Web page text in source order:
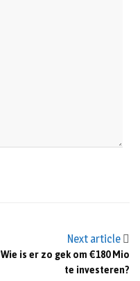
Next article
Wie is er zo gek om €180 Mio
te investeren?